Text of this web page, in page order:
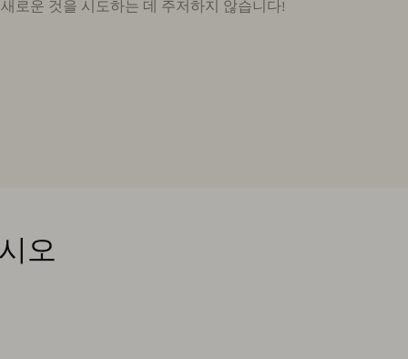
로운 것을 시도하는 데 주저하지 않습니다!
오